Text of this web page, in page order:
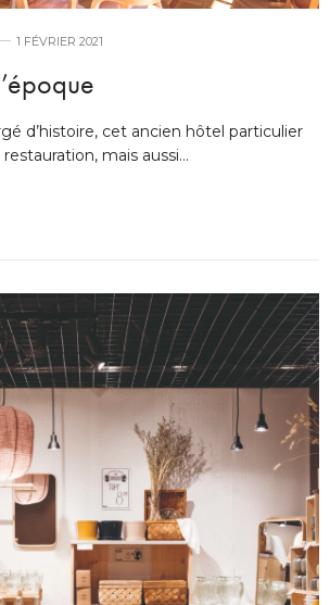
1 FÉVRIER 2021
d’histoire, cet ancien hôtel particulier
mais aussi…